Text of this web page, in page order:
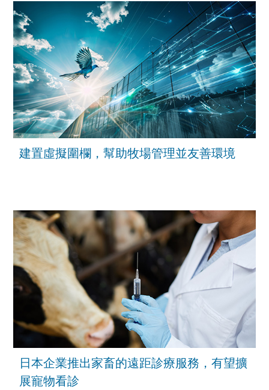
建置虛擬圍欄，幫助牧場管理並友善環境
日本企業推出家畜的遠距診療服務，有望擴
展寵物看診